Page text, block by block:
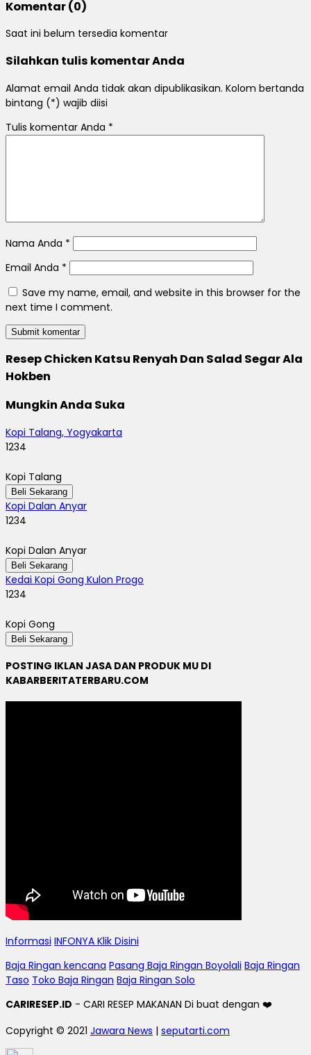
Komentar (0)
Saat ini belum tersedia komentar
Silahkan tulis komentar Anda
Alamat email Anda tidak akan dipublikasikan. Kolom bertanda
bintang (*) wajib diisi
Tulis komentar Anda *
Nama Anda *
Email Anda *
Save my name, email, and website in this browser for the
next time I comment.
Resep Chicken Katsu Renyah Dan Salad Segar Ala
Hokben
Mungkin Anda Suka
Kopi Talang, Yogyakarta
1234
Kopi Talang
Beli Sekarang
Kopi Dalan Anyar
1234
Kopi Dalan Anyar
Beli Sekarang
Kedai Kopi Gong Kulon Progo
1234
Kopi Gong
Beli Sekarang
POSTING IKLAN JASA DAN PRODUK MU DI
KABARBERITATERBARU.COM
Informasi INFONYA Klik Disini
Baja Ringan kencana Pasang Baja Ringan Boyolali Baja Ringan
Taso Toko Baja Ringan Baja Ringan Solo
CARIRESEP.ID - CARI RESEP MAKANAN Di buat dengan ❤️
Copyright © 2021 Jawara News | seputarti.com